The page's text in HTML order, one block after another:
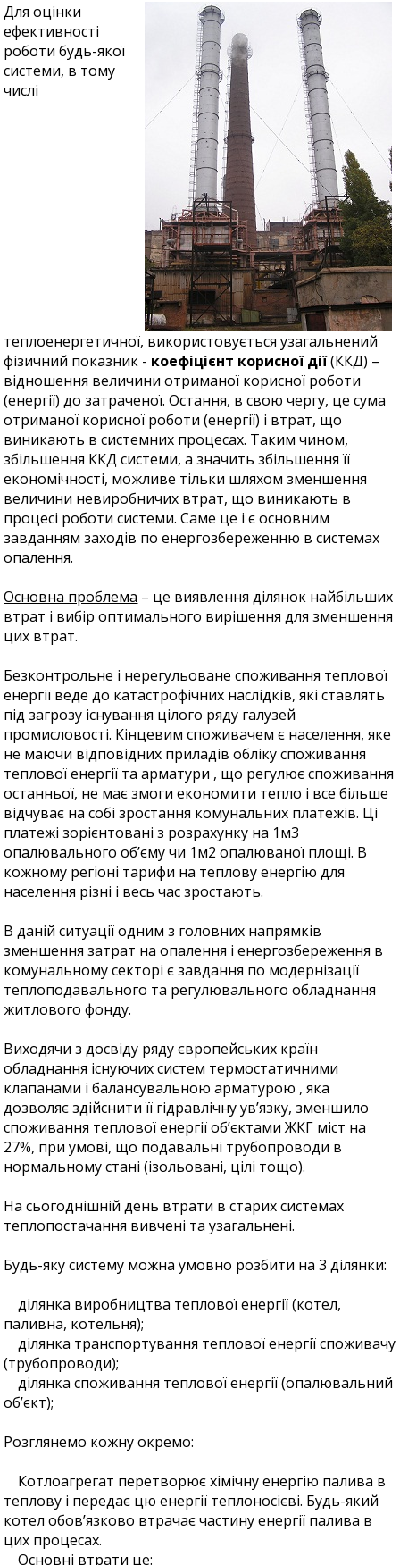
Для оцінки
ефективності
роботи будь-якої
системи, в тому
числі
теплоенергетичної, використовується узагальнений
фізичний показник - коефіцієнт корисної дії(ККД) –
відношення величини отриманої корисної роботи
(енергії) до затраченої. Остання, в свою чергу, це сума
отриманої корисної роботи (енергії) і втрат, що
виникають в системних процесах. Таким чином,
збільшення ККД системи, а значить збільшення її
економічності, можливе тільки шляхом зменшення
величини невиробничих втрат, що виникають в
процесі роботи системи. Саме це і є основним
завданням заходів по енергозбереженню в системах
опалення.
Основна проблема – це виявлення ділянок найбільших
втрат і вибір оптимального вирішення для зменшення
цих втрат.
Безконтрольне і нерегульоване споживання теплової
енергії веде до катастрофічних наслідків, які ставлять
під загрозу існування цілого ряду галузей
промисловості. Кінцевим споживачем є населення, яке
не маючи відповідних приладів обліку споживання
теплової енергії та арматури , що регулює споживання
останньої, не має змоги економити тепло і все більше
відчуває на собі зростання комунальних платежів. Ці
платежі зорієнтовані з розрахунку на 1м3
опалювального об’єму чи 1м2 опалюваної площі. В
кожному регіоні тарифи на теплову енергію для
населення різні і весь час зростають.
В даній ситуації одним з головних напрямків
зменшення затрат на опалення і енергозбереження в
комунальному секторі є завдання по модернізації
теплоподавального та регулювального обладнання
житлового фонду.
Виходячи з досвіду ряду європейських країн
обладнання існуючих систем термостатичними
клапанами і балансувальною арматурою , яка
дозволяє здійснити її гідравлічну ув’язку, зменшило
споживання теплової енергії об’єктами ЖКГ міст на
27%, при умові, що подавальні трубопроводи в
нормальному стані (ізольовані, цілі тощо).
На сьогоднішній день втрати в старих системах
теплопостачання вивчені та узагальнені.
Будь-яку систему можна умовно розбити на 3 ділянки:
ділянка виробництва теплової енергії (котел,
паливна, котельня);
ділянка транспортування теплової енергії споживачу
(трубопроводи);
ділянка споживання теплової енергії (опалювальний
об’єкт);
Розглянемо кожну окремо:
Котлоагрегат перетворює хімічну енергію палива в
теплову і передає цю енергії теплоносієві. Будь-який
котел обов’язково втрачає частину енергії палива в
цих процесах.
Основні втрати це: